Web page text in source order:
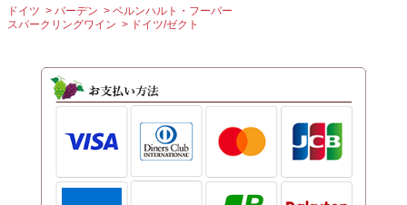
ドイツ バーデン
ベルンハルト・フーバー
スパークリングワイン
ドイツ/ゼクト